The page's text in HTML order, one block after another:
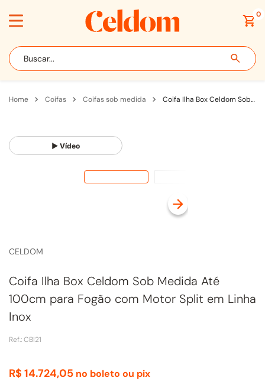
0
Buscar...
coifas coifas sob medida Coifa Ilha Box Celdom Sob Medida Até 100cm para Fogão com Motor Split em Linha Inox
▶ Vídeo
CELDOM
Coifa Ilha Box Celdom Sob Medida Até
100cm para Fogão com Motor Split em Linha
Inox
Ref.:CBI21
R$ 14.724,05 no boleto ou pix